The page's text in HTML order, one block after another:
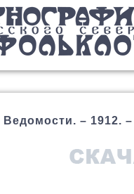
– 1912.